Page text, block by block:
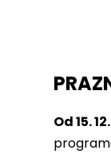
Od 15.